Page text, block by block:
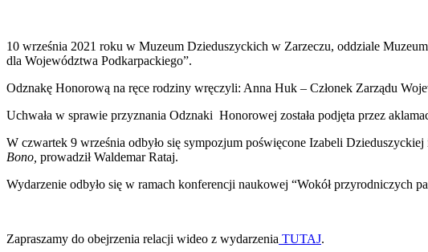
10 września 2021 roku w Muzeum Dzieduszyckich w Zarzeczu, oddziale
dla Województwa Podkarpackiego”.
Odznakę Honorową na ręce rodziny wręczyli: Anna Huk – Członek Zarządu
Uchwała w sprawie przyznania Odznaki Honorowej została podjęta przez
W czwartek 9 września odbyło się sympozjum poświęcone Izabeli
Bono, prowadził Waldemar Rataj.
Wydarzenie odbyło się w ramach konferencji naukowej “Wokół przyrodniczych
Zapraszamy do obejrzenia relacji wideo z wydarzenia TUTAJ.